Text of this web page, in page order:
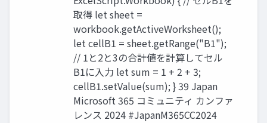
取得 let sheet =
workbook.getActiveWorksheet();
let cellB1 = sheet.getRange("B1");
// 1と2と3の合計値を計算してセル
B1に入力 let sum = 1 + 2 + 3;
cellB1.setValue(sum); } 39 Japan
Microsoft 365 コミュニティ カンファ
レンス 2024 #JapanM365CC2024